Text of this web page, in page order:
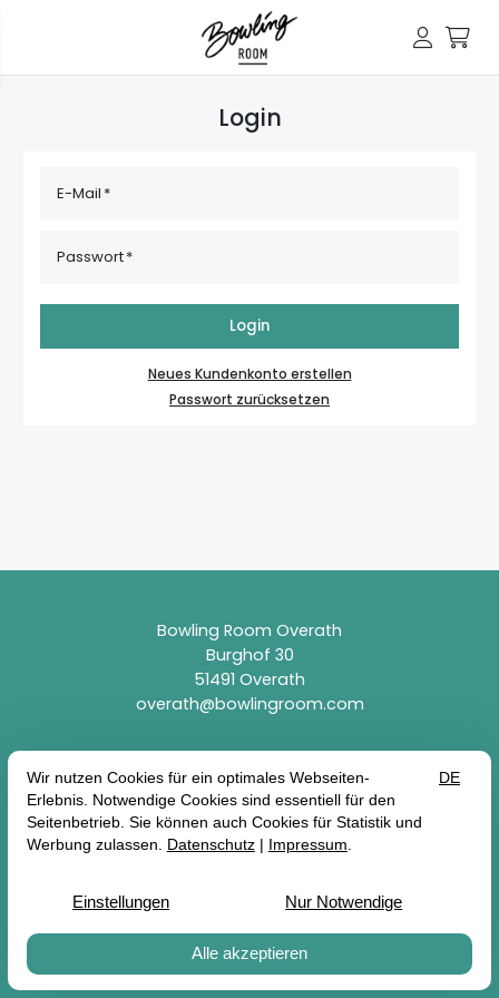
Login
E-Mail
Passwort
Login
Neues Kundenkonto erstellen
Passwort zurücksetzen
Bowling Room Overath
Burghof 30
51491 Overath
overath@bowlingroom.com
AGB
Erklärung zur Barrierefreiheit
Alle Preise gelten inkl. MwSt. zzgl. Versandkosten
© 2026 Bowling Room Overath — Site byprointernet